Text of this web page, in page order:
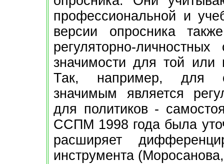
профессиональной и
версии опросника
регуляторно-
значимости для той или
Так, например, для
значимым является
для политиков -
ССПМ 1998 года была
расширяет
инструмента